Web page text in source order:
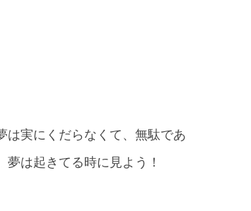
は実にくだらなくて、無駄であ
は起きてる時に見よう！